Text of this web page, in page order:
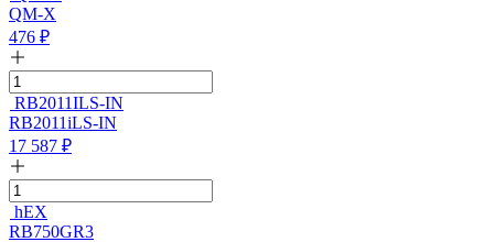
QM-X
476 ₽
RB2011ILS-IN
RB2011iLS-IN
17 587 ₽
hEX
RB750GR3